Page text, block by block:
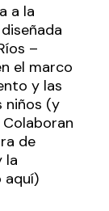
a la
–
el marco
y las
niños (y
de
la
aquí)